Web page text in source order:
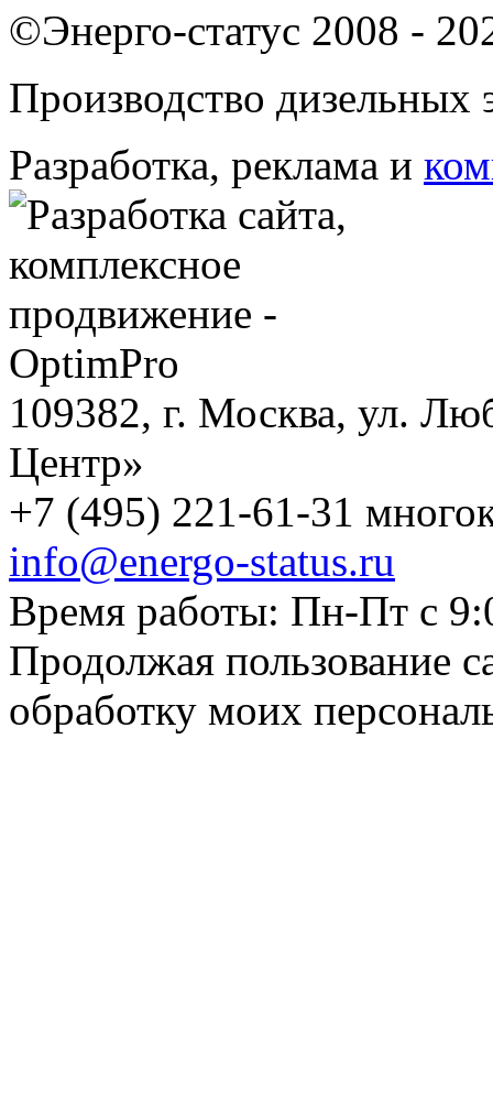
©Энерго-статус 2008 -
Производство дизельных
Разработка, реклама и
109382, г. Москва, ул.
Центр»
+7 (495) 221-61-31
info@energo-status.ru
Время работы: Пн-Пт с
Продолжая пользование
обработку моих